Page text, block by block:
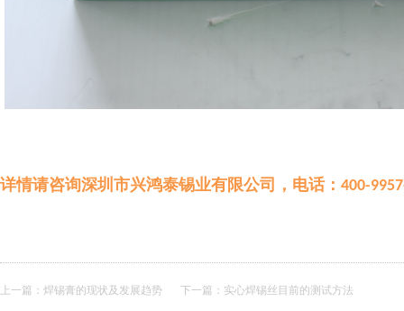
详情请咨询深圳市兴鸿泰锡业有限公司，电话： 400-
上一篇： 焊锡膏的现状及发展趋势 下一篇： 实心焊锡丝目前的测试方法